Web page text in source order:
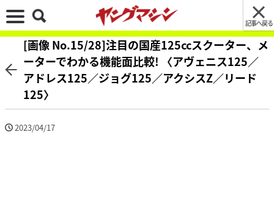
記事へ戻る
[画像 No.15/28]注目の国産125ccスクーター、メ
ーターでわかる機能面比較! 〈アヴェニス125／
アドレス125／ジョグ125／アクシスZ／リード
125〉
2023/04/17